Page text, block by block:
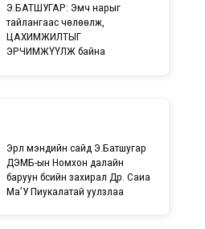
Э.БАТШУГАР: Эмч нарыг
тайлангаас чөлөөлж,
ЦАХИМЖИЛТЫГ
ЭРЧИМЖҮҮЛЖ байна
Эрүүл мэндийн сайд Э.Батшугар
ДЭМБ-ын Номхон далайн
баруун бүсийн захирал Др. Саиа
Ма’У Пиукалатай уулзлаа